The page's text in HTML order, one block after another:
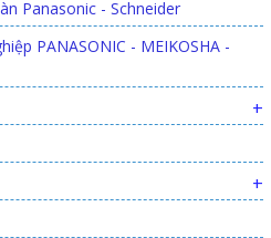
Panasonic - Schneider
PANASONIC - MEIKOSHA -
+
+